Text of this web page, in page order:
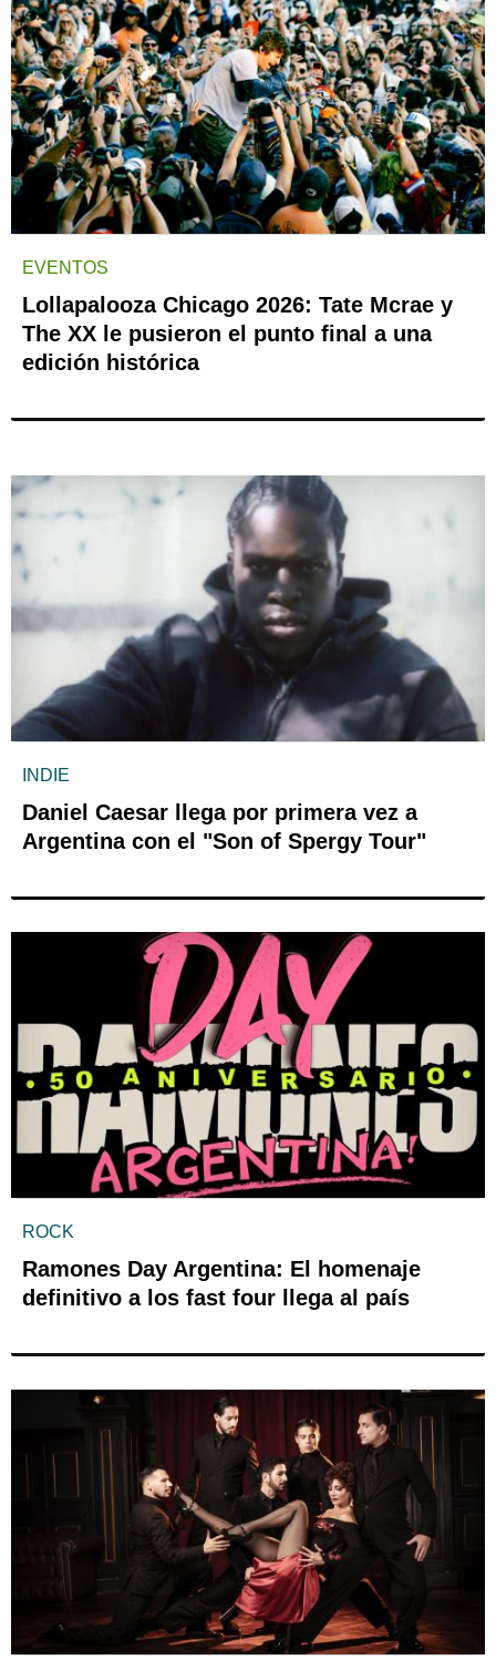
EVENTOS
Lollapalooza Chicago 2026: Tate Mcrae y
The XX le pusieron el punto final a una
edición histórica
INDIE
Daniel Caesar llega por primera vez a
Argentina con el "Son of Spergy Tour"
ROCK
Ramones Day Argentina: El homenaje
definitivo a los fast four llega al país